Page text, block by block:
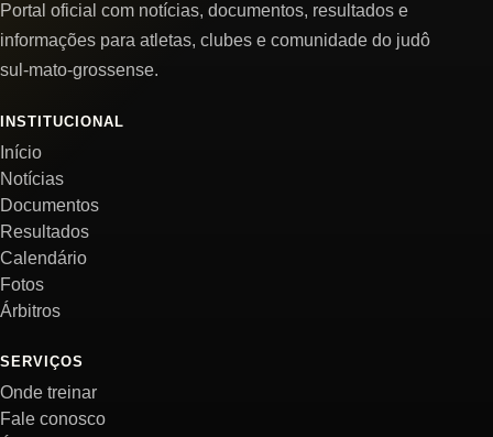
Portal oficial com notícias, documentos, resultados e
informações para atletas, clubes e comunidade do judô
sul-mato-grossense.
INSTITUCIONAL
Início
Notícias
Documentos
Resultados
Calendário
Fotos
Árbitros
SERVIÇOS
Onde treinar
Fale conosco